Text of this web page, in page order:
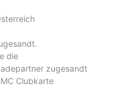
die
zugesandt
Clubkarte